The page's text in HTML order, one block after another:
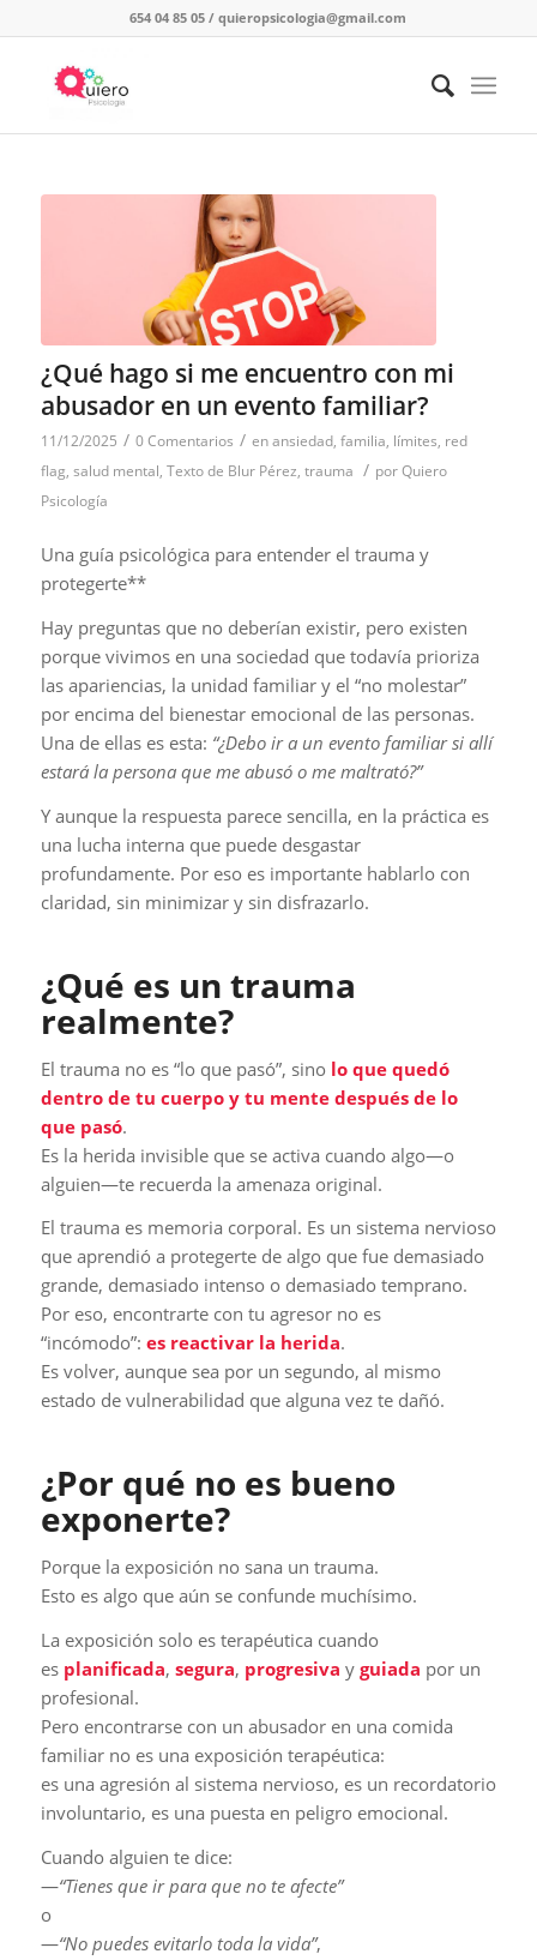
654 04 85 05 /quieropsicologia@gmail.com
¿Qué hago si me encuentro con mi
abusador en un evento familiar?
11/12/2025 / 0 Comentarios / enansiedad, familia, límites, red
flag, salud mental, Texto de Blur Pérez, trauma / porQuiero
Psicología
Una guía psicológica para entender el trauma y
protegerte**
Hay preguntas que no deberían existir, pero existen
porque vivimos en una sociedad que todavía prioriza
las apariencias, la unidad familiar y el “no molestar”
por encima del bienestar emocional de las personas.
Una de ellas es esta: “¿Debo ir a un evento familiar si allí
estará la persona que me abusó o me maltrató?”
Y aunque la respuesta parece sencilla, en la práctica es
una lucha interna que puede desgastar
profundamente. Por eso es importante hablarlo con
claridad, sin minimizar y sin disfrazarlo.
¿Qué es un trauma
realmente?
El trauma no es “lo que pasó”, sino lo que quedó
dentro de tu cuerpo y tu mente después de lo
que pasó.
Es la herida invisible que se activa cuando algo—o
alguien—te recuerda la amenaza original.
El trauma es memoria corporal. Es un sistema nervioso
que aprendió a protegerte de algo que fue demasiado
grande, demasiado intenso o demasiado temprano.
Por eso, encontrarte con tu agresor no es
“incómodo”: es reactivar la herida.
Es volver, aunque sea por un segundo, al mismo
estado de vulnerabilidad que alguna vez te dañó.
¿Por qué no es bueno
exponerte?
Porque la exposición no sana un trauma.
Esto es algo que aún se confunde muchísimo.
La exposición solo es terapéutica cuando
es planificada, segura, progresiva y guiada por un
profesional.
Pero encontrarse con un abusador en una comida
familiar no es una exposición terapéutica:
es una agresión al sistema nervioso, es un recordatorio
involuntario, es una puesta en peligro emocional.
Cuando alguien te dice:
—“Tienes que ir para que no te afecte”
o
—“No puedes evitarlo toda la vida”,